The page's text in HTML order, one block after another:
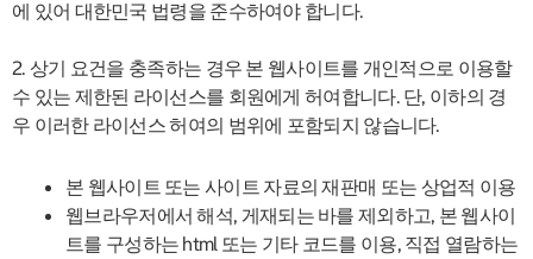
에 있어 대한민국 법령을 준수하여야 합니다.
2. 상기 요건을 충족하는 경우 본 웹사이트를 개인적으로 이용할
수 있는 제한된 라이선스를 회원에게 허여합니다. 단, 이하의 경
우 이러한 라이선스 허여의 범위에 포함되지 않습니다.
본 웹사이트 또는 사이트 자료의 재판매 또는 상업적 이용
웹브라우저에서 해석, 게재되는 바를 제외하고, 본 웹사이
트를 구성하는 html 또는 기타 코드를 이용, 직접 열람하는